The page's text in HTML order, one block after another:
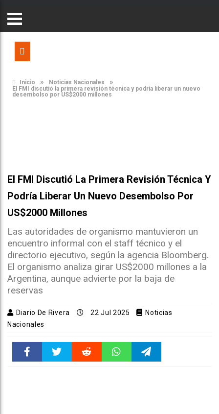
Inicio » Noticias Nacionales »
El FMI discutió la primera revisión técnica y podría liberar un nuevo
desembolso por US$2000 millones
El FMI Discutió La Primera Revisión Técnica Y
Podría Liberar Un Nuevo Desembolso Por
US$2000 Millones
Las autoridades de organismo mantuvieron un
encuentro informal con el staff técnico y el
directorio ejecutivo, según la agencia Bloomberg.
El organismo analiza girar US$2000 millones a la
Argentina, aunque advierte por la baja de
reservas
Diario De Rivera 22 Jul 2025
Noticias
Nacionales